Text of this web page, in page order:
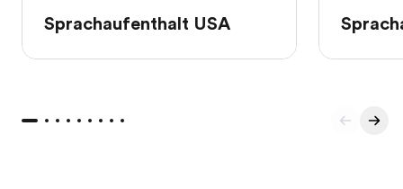
Sprachaufenthalt USA